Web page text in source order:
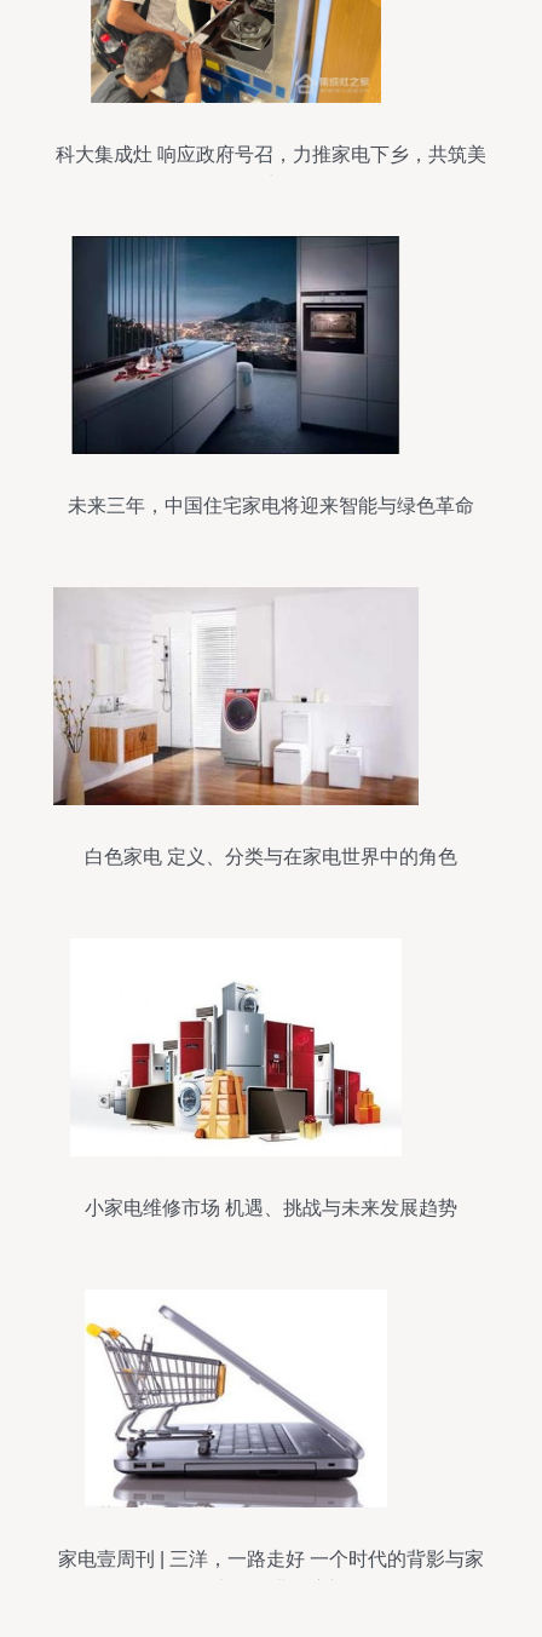
科大集成灶 响应政府号召，力推家电下乡，共筑美
未来三年，中国住宅家电将迎来智能与绿色革命
白色家电 定义、分类与在家电世界中的角色
小家电维修市场 机遇、挑战与未来发展趋势
家电壹周刊 | 三洋，一路走好 一个时代的背影与家